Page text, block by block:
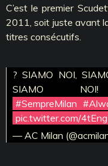
C’est le premier
2011, soit juste avant
titres consécutifs.
? SIAMO NOI,
SIAMO
#SempreMilan
pic.twitter.com/
— AC Milan